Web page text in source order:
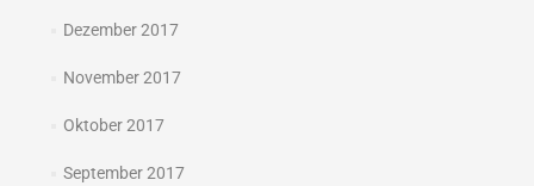
Dezember 2017
November 2017
Oktober 2017
September 2017